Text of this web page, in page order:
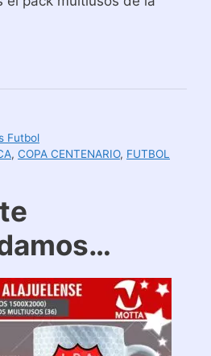
Futbol
, COPA CENTENARIO, FUTBOL